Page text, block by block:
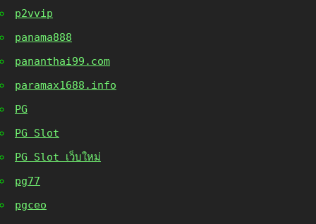
p2vvip
panama888
pananthai99.com
paramax1688.info
PG
PG Slot
PG Slot เว็บใหม่
pg77
pgceo